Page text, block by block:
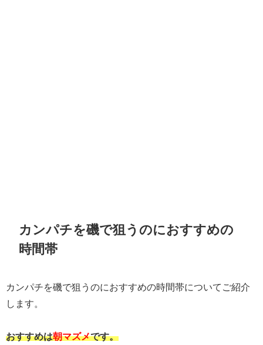
カンパチを磯で狙うのにおすすめの
時間帯
カンパチを磯で狙うのにおすすめの時間帯についてご紹介
します。
おすすめは朝マズメです。